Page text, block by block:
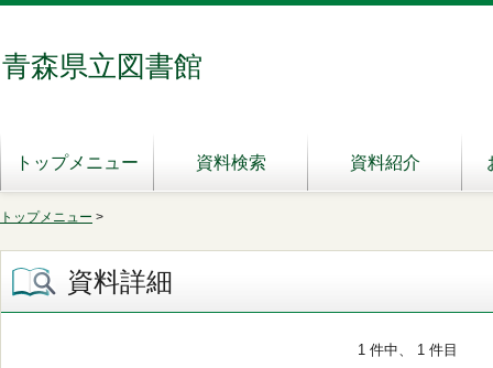
青森県立図書館
トップメニュー 資料検索 資料紹介
トップメニュー >
資料詳細
1 件中、 1 件目